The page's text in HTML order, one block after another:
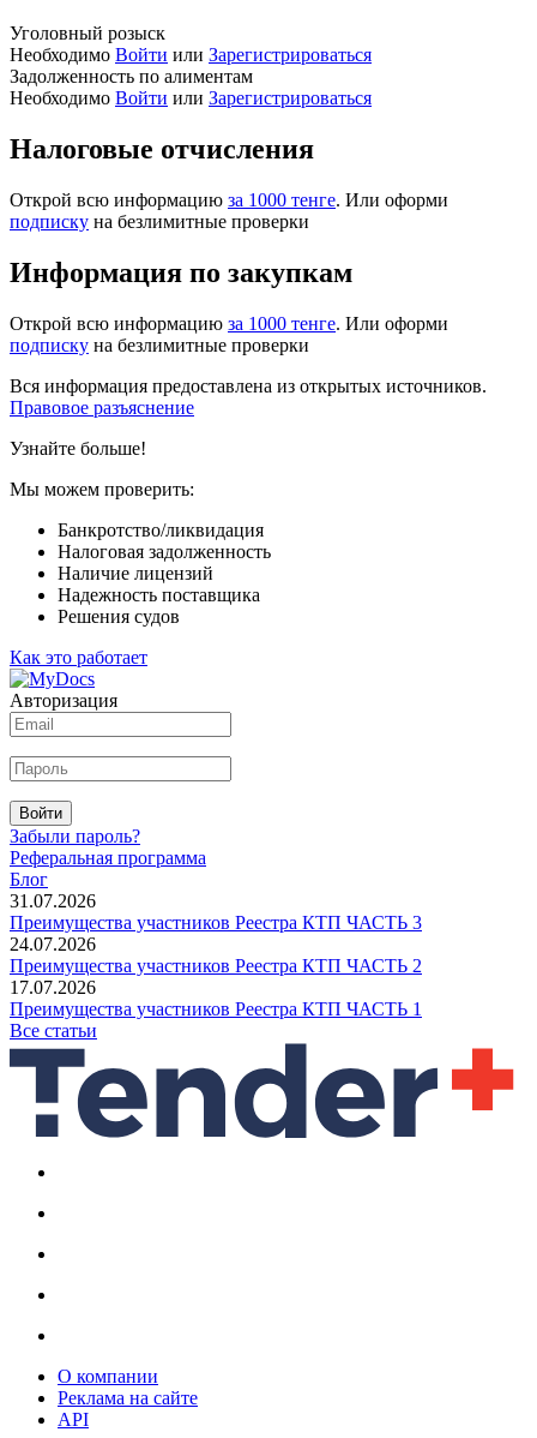
Уголовный розыск
Необходимо Войти или Зарегистрироваться
Задолженность по алиментам
Необходимо Войти или Зарегистрироваться
Налоговые отчисления
Открой всю информацию за 1000 тенге. Или оформи
подписку на безлимитные проверки
Информация по закупкам
Открой всю информацию за 1000 тенге. Или оформи
подписку на безлимитные проверки
Вся информация предоставлена из открытых источников.
Правовое разъяснение
Узнайте больше!
Мы можем проверить:
Банкротство/ликвидация
Налоговая задолженность
Наличие лицензий
Надежность поставщика
Решения судов
Как это работает
Авторизация
Войти
Забыли пароль?
Реферальная программа
Блог
31.07.2026
Преимущества участников Реестра КТП ЧАСТЬ 3
24.07.2026
Преимущества участников Реестра КТП ЧАСТЬ 2
17.07.2026
Преимущества участников Реестра КТП ЧАСТЬ 1
Все статьи
О компании
Реклама на сайте
API